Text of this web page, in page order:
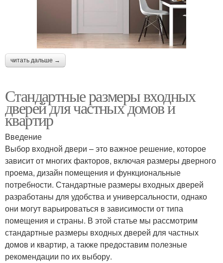
читать дальше →
Стандартные размеры входных
дверей для частных домов и
квартир
Введение
Выбор входной двери – это важное решение, которое
зависит от многих факторов, включая размеры дверного
проема, дизайн помещения и функциональные
потребности. Стандартные размеры входных дверей
разработаны для удобства и универсальности, однако
они могут варьироваться в зависимости от типа
помещения и страны. В этой статье мы рассмотрим
стандартные размеры входных дверей для частных
домов и квартир, а также предоставим полезные
рекомендации по их выбору.